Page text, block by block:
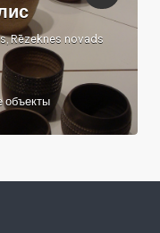
Rēzeknes novads
объекты